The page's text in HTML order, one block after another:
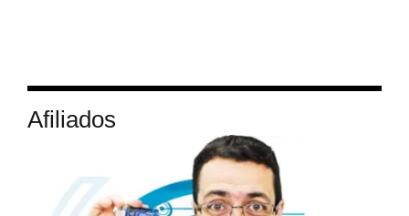
Afiliados